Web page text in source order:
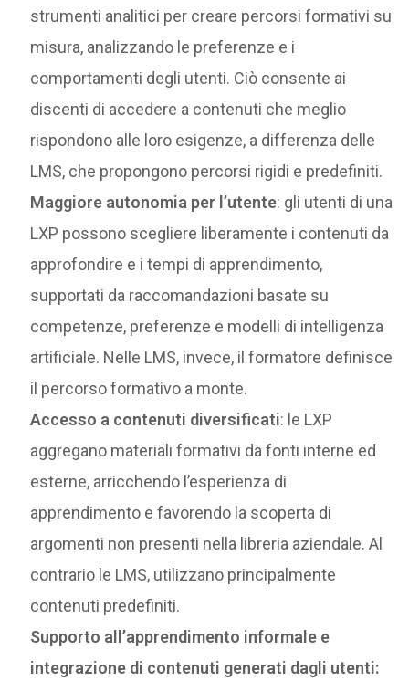
strumenti analitici per creare percorsi formativi su
misura, analizzando le preferenze e i
comportamenti degli utenti. Ciò consente ai
discenti di accedere a contenuti che meglio
rispondono alle loro esigenze, a differenza delle
LMS, che propongono percorsi rigidi e predefiniti.
Maggiore autonomia per l’utente: gli utenti di una
LXP possono scegliere liberamente i contenuti da
approfondire e i tempi di apprendimento,
supportati da raccomandazioni basate su
competenze, preferenze e modelli di intelligenza
artificiale. Nelle LMS, invece, il formatore definisce
il percorso formativo a monte.
Accesso a contenuti diversificati: le LXP
aggregano materiali formativi da fonti interne ed
esterne, arricchendo l’esperienza di
apprendimento e favorendo la scoperta di
argomenti non presenti nella libreria aziendale. Al
contrario le LMS, utilizzano principalmente
contenuti predefiniti.
Supporto all’apprendimento informale e
integrazione di contenuti generati dagli utenti: